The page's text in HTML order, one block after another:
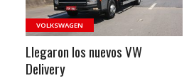
VOLKSWAGEN
Llegaron los nuevos VW
Delivery